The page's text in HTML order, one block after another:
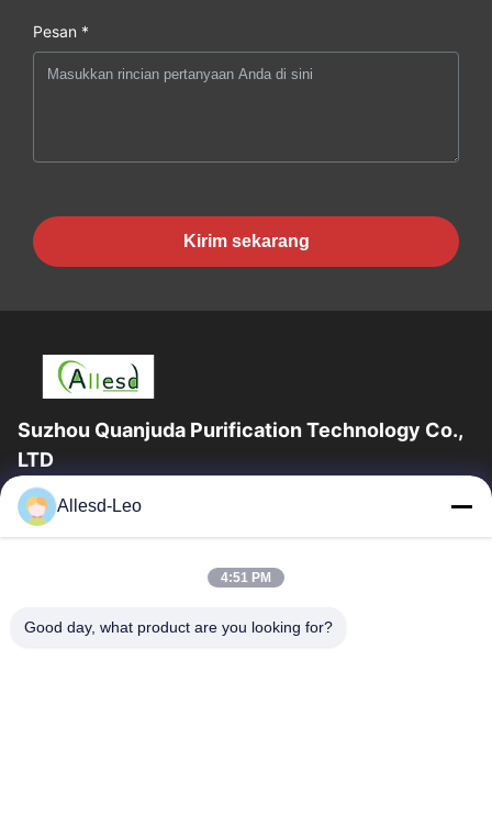
Pesan *
Kirim sekarang
Suzhou Quanjuda Purification Technology Co.,
LTD
Pengalaman 16 tahun, Sebagai produsen dan pengekspor
produk ESD & Cleanroom terkemuka, kami menawarkan
Rumah
Produk
Allesd-Leo
4:51 PM
Good day, what product are you looking for?